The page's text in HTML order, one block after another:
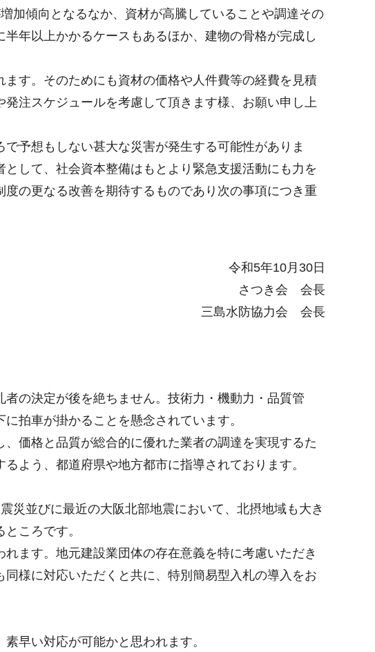
加傾向となるなか、資材が高騰していることや調達その
年以上かかるケースもあるほか、建物の骨格が完成し
す。そのためにも資材の価格や人件費等の経費を見積
注スケジュールを考慮して頂きます様、お願い申し上
予想もしない甚大な災害が発生する可能性がありま
して、社会資本整備はもとより緊急支援活動にも力を
の更なる改善を期待するものであり次の事項につき重
令和5年10月30日
さつき会 会長
三島水防協力会 会長
の決定が後を絶ちません。技術力・機動力・品質管
拍車が掛かることを懸念されています。
価格と品質が総合的に優れた業者の調達を実現するた
よう、都道府県や地方都市に指導されております。
災並びに最近の大阪北部地震において、北摂地域も大き
ころです。
ます。地元建設業団体の存在意義を特に考慮いただき
様に対応いただくと共に、特別簡易型入札の導入をお
早い対応が可能かと思われます。